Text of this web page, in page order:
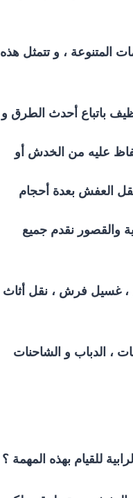
المتنوعة ، و تتمثل هذه
باتباع أحدث الطرق و
عليه من الخدش أو
العفش بعدة أحجام
والقصور نقدم جميع
، غسيل فرش ، نقل أثاث
، الدباب و الشاحنات
للقيام بهذه المهمة ؟